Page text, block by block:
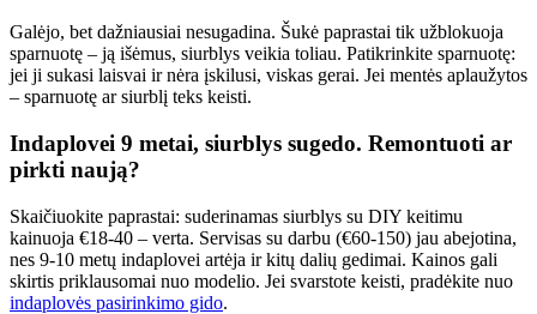
Galėjo, bet dažniausiai nesugadina. Šukė paprastai tik užblokuoja
sparnuotę – ją išėmus, siurblys veikia toliau. Patikrinkite sparnuotę:
jei ji sukasi laisvai ir nėra įskilusi, viskas gerai. Jei mentės aplaužytos
– sparnuotę ar siurblį teks keisti.
Indaplovei 9 metai, siurblys sugedo. Remontuoti ar
pirkti naują?
Skaičiuokite paprastai: suderinamas siurblys su DIY keitimu
kainuoja €18-40 – verta. Servisas su darbu (€60-150) jau abejotina,
nes 9-10 metų indaplovei artėja ir kitų dalių gedimai. Kainos gali
skirtis priklausomai nuo modelio. Jei svarstote keisti, pradėkite nuo
indaplovės pasirinkimo gido.